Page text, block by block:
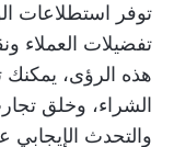
توفر استطلاعات
تفضيلات العملاء
هذه الرؤى،
الشراء، وخلق
والتحدث الإيجابي